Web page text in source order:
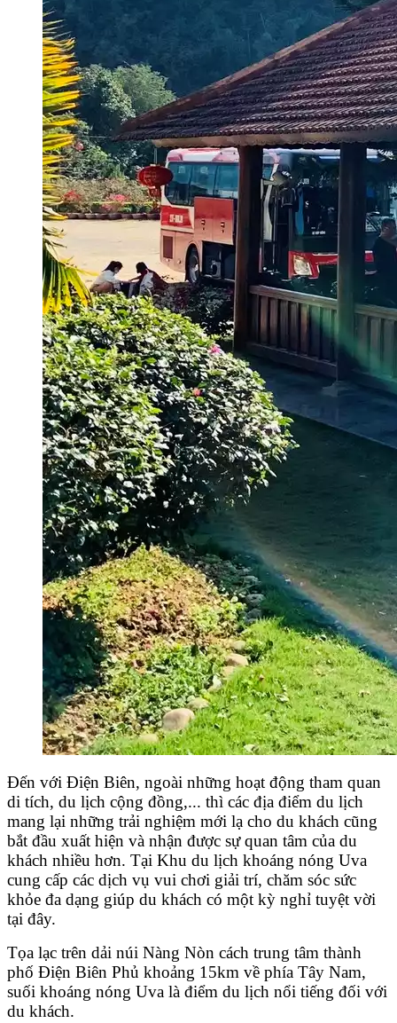
Đến với Điện Biên, ngoài những hoạt động tham quan
di tích, du lịch cộng đồng,... thì các địa điểm du lịch
mang lại những trải nghiệm mới lạ cho du khách cũng
bắt đầu xuất hiện và nhận được sự quan tâm của du
khách nhiều hơn. Tại Khu du lịch khoáng nóng Uva
cung cấp các dịch vụ vui chơi giải trí, chăm sóc sức
khỏe đa dạng giúp du khách có một kỳ nghỉ tuyệt vời
tại đây.
Tọa lạc trên dải núi Nàng Nòn cách trung tâm thành
phố Điện Biên Phủ khoảng 15km về phía Tây Nam,
suối khoáng nóng Uva là điểm du lịch nổi tiếng đối với
du khách.